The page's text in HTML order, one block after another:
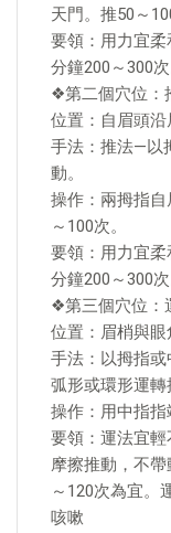
天門。推50～
要領：用力宜
分鐘200～300次
❖第二個穴位：
位置：自眉頭沿
手法：推法—以
動。
操作：兩拇指
～100次。
要領：用力宜
分鐘200～300次
❖第三個穴位：
位置：眉梢與眼
手法：以拇指
弧形或環形運轉
操作：用中指指
要領：運法宜
摩擦推動，不
～120次為宜。
咳嗽